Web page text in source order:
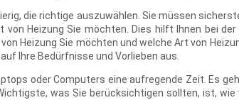
die richtige auszuwählen. Sie müssen
Heizung Sie möchten. Dies hilft Ihnen bei
Heizung Sie möchten und welche Art von
Ihre Bedürfnisse und Vorlieben aus.
oder Computers eine aufregende Zeit. Es
was Sie berücksichtigen sollten, ist,